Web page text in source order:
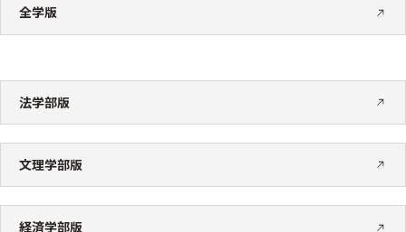
全学版
法学部版
文理学部版
経済学部版